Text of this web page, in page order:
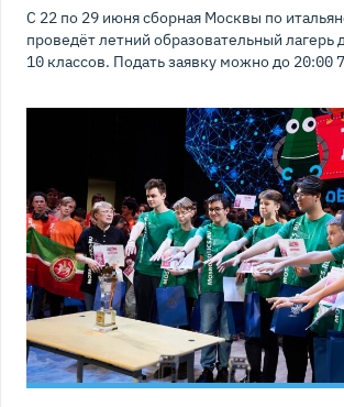
С 22 по 29 июня сборная Москвы по
проведёт летний образовательный лагерь
10 классов. Подать заявку можно до 20:00